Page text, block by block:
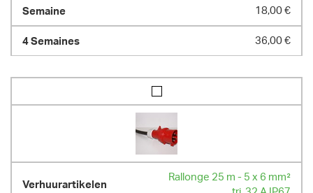
18,00 €
36,00 €
Rallonge 25 m - 5 x 6 mm²